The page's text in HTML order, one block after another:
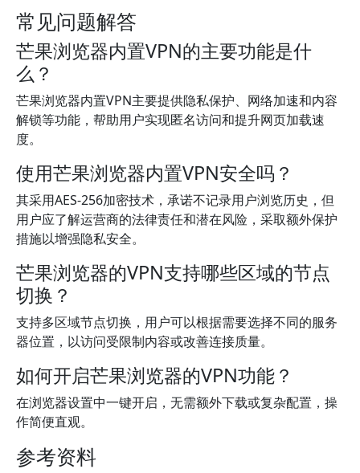
常见问题解答
芒果浏览器内置VPN的主要功能是什
么？
芒果浏览器内置VPN主要提供隐私保护、网络加速和内容
解锁等功能，帮助用户实现匿名访问和提升网页加载速
度。
使用芒果浏览器内置VPN安全吗？
其采用AES-256加密技术，承诺不记录用户浏览历史，但
用户应了解运营商的法律责任和潜在风险，采取额外保护
措施以增强隐私安全。
芒果浏览器的VPN支持哪些区域的节点
切换？
支持多区域节点切换，用户可以根据需要选择不同的服务
器位置，以访问受限制内容或改善连接质量。
如何开启芒果浏览器的VPN功能？
在浏览器设置中一键开启，无需额外下载或复杂配置，操
作简便直观。
参考资料